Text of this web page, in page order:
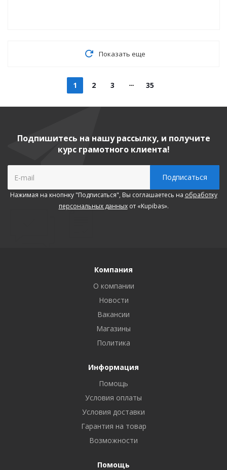
Показать еще
1 2 3 35
Подпишитесь на нашу рассылку, и получите
курс грамотного клиента!
Нажимая на кнопнку "Подписаться", Вы соглашаетесь на обработку
персональных данныхот «Kupibas».
Компания
О компании
Новости
Вакансии
Магазины
Политика
Информация
Помощь
Условия оплаты
Условия доставки
Гарантия на товар
Возможности
Помощь